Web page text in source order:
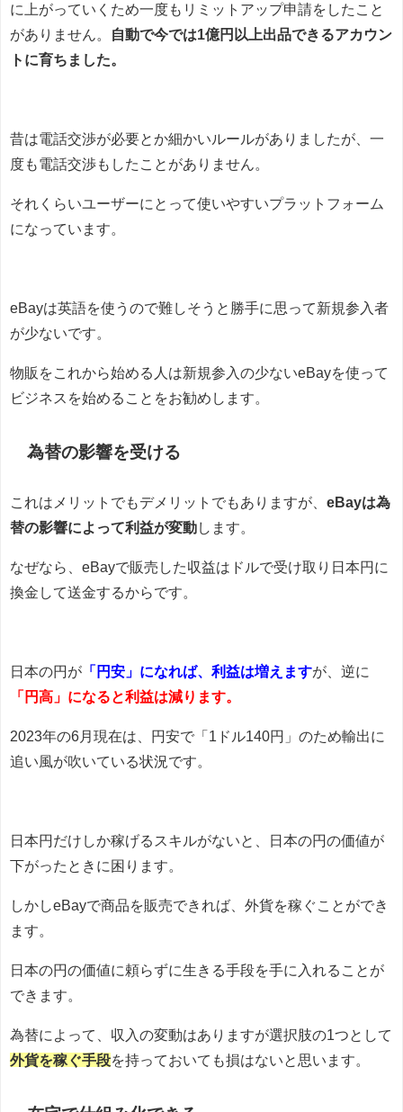
に上がっていくため一度もリミットアップ申請をしたこと
がありません。
自動で今では1億円以上出品できるアカウン
トに育ちました。
昔は電話交渉が必要とか細かいルールがありましたが、一
度も電話交渉もしたことがありません。
それくらいユーザーにとって使いやすいプラットフォーム
になっています。
eBayは英語を使うので難しそうと勝手に思って新規参入者
が少ないです。
物販をこれから始める人は新規参入の少ないeBayを使って
ビジネスを始めることをお勧めします。
為替の影響を受ける
これはメリットでもデメリットでもありますが、 eBayは為
替の影響によって利益が変動します。
なぜなら、eBayで販売した収益はドルで受け取り日本円に
換金して送金するからです。
日本の円が 「円安」になれば、利益は増えますが、逆に
「円高」になると利益は減ります。
2023年の6月現在は、円安で「1ドル140円」のため輸出に
追い風が吹いている状況です。
日本円だけしか稼げるスキルがないと、日本の円の価値が
下がったときに困ります。
しかしeBayで商品を販売できれば、外貨を稼ぐことができ
ます。
日本の円の価値に頼らずに生きる手段を手に入れることが
できます。
為替によって、収入の変動はありますが選択肢の1つとして
外貨を稼ぐ手段を持っておいても損はないと思います。